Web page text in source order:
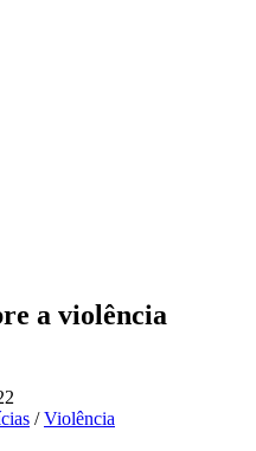
a violência
/ Violência